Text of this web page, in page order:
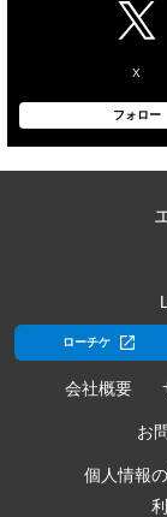
X
フォロー
ローチケ
会社概要
お
個人情報